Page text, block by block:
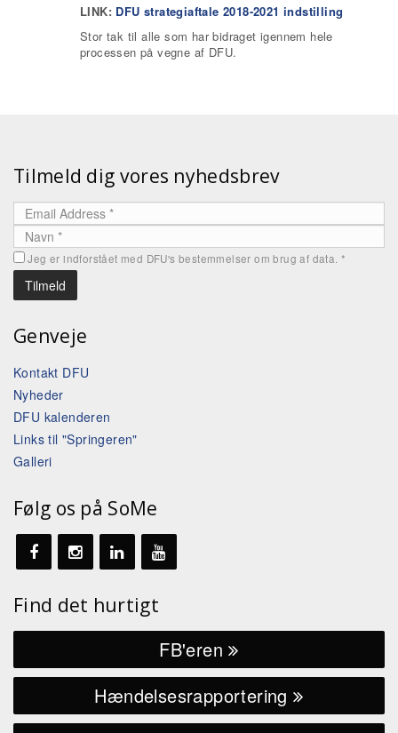
LINK: DFU strategiaftale 2018-2021 indstilling
Stor tak til alle som har bidraget igennem hele
processen på vegne af DFU.
Tilmeld dig vores nyhedsbrev
Jeg er indforstået med DFU's bestemmelser om brug af data.*
Genveje
Kontakt DFU
Nyheder
DFU kalenderen
Links til "Springeren"
Galleri
Følg os på SoMe
Find det hurtigt
FB'eren
Hændelsesrapportering